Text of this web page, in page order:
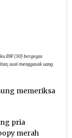
BW (30) bergegas
usai menggasak uang
memeriksa
pria
merah